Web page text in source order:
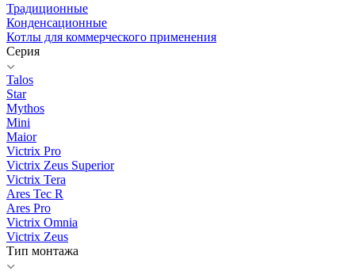
Традиционные
Конденсационные
Котлы для коммерческого применения
Серия
Talos
Star
Mythos
Mini
Maior
Victrix Pro
Victrix Zeus Superior
Victrix Tera
Ares Tec R
Ares Pro
Victrix Omnia
Victrix Zeus
Тип монтажа